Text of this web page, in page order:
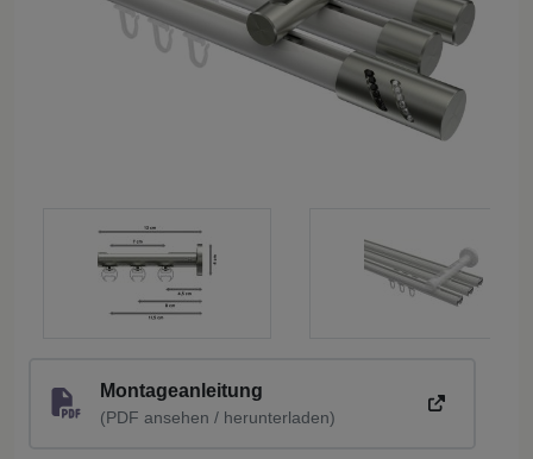
Montageanleitung
(PDF ansehen / herunterladen)